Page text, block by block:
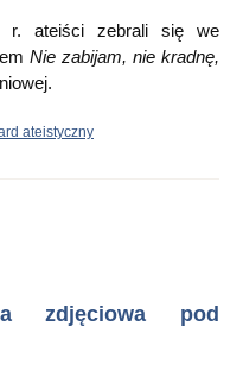
r. ateiści zebrali się we
Nie zabijam, nie kradnę,
ateistyczny
zdjęciowa pod